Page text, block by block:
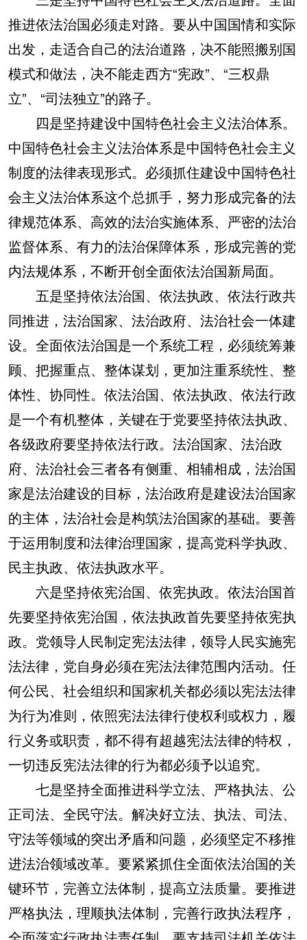
推进依法治国必须走对路。要从中国国情和实际
出发，走适合自己的法治道路，决不能照搬别国
模式和做法，决不能走西方“宪政”、“三权鼎
立”、“司法独立”的路子。
四是坚持建设中国特色社会主义法治体系。
中国特色社会主义法治体系是中国特色社会主义
制度的法律表现形式。必须抓住建设中国特色社
会主义法治体系这个总抓手，努力形成完备的法
律规范体系、高效的法治实施体系、严密的法治
监督体系、有力的法治保障体系，形成完善的党
内法规体系，不断开创全面依法治国新局面。
五是坚持依法治国、依法执政、依法行政共
同推进，法治国家、法治政府、法治社会一体建
设。 全面依法治国是一个系统工程，必须统筹兼
顾、把握重点、整体谋划，更加注重系统性、整
体性、协同性。依法治国、依法执政、依法行政
是一个有机整体，关键在于党要坚持依法执政、
各级政府要坚持依法行政。法治国家、法治政
府、法治社会三者各有侧重、相辅相成，法治国
家是法治建设的目标，法治政府是建设法治国家
的主体，法治社会是构筑法治国家的基础。要善
于运用制度和法律治理国家，提高党科学执政、
民主执政、依法执政水平。
六是坚持依宪治国、依宪执政。依法治国首
先要坚持依宪治国，依法执政首先要坚持依宪执
政。 党领导人民制定宪法法律，领导人民实施宪
法法律，党自身必须在宪法法律范围内活动。任
何公民、社会组织和国家机关都必须以宪法法律
为行为准则，依照宪法法律行使权利或权力，履
行义务或职责，都不得有超越宪法法律的特权，
一切违反宪法法律的行为都必须予以追究。
七是坚持全面推进科学立法、严格执法、公
正司法、全民守法。解决好立法、执法、司法、
守法等领域的突出矛盾和问题，必须坚定不移推
进法治领域改革。 要紧紧抓住全面依法治国的关
键环节，完善立法体制，提高立法质量。要推进
严格执法，理顺执法体制，完善行政执法程序，